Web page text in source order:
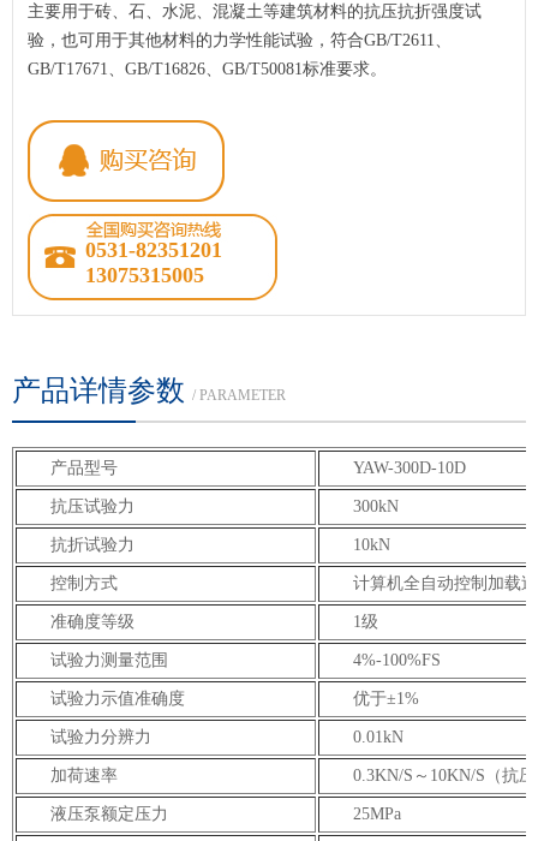
主要用于砖、石、水泥、混凝土等建筑材料的抗压抗折强度试
验，也可用于其他材料的力学性能试验，符合GB/T2611、
GB/T17671、GB/T16826、GB/T50081标准要求。
0531-82351201
13075315005
产品详情参数 / PARAMETER
产品型号 YAW-300D-10D
抗压试验力 300kN
抗折试验力 10kN
控制方式 计算机全自动控制加载
准确度等级 1级
试验力测量范围 4%-100%FS
试验力示值准确度 优于±1%
试验力分辨力 0.01kN
加荷速率 0.3KN/S～10KN/S（抗
液压泵额定压力 25MPa